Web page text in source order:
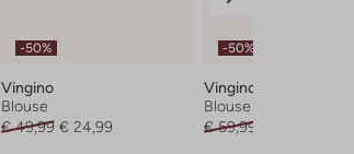
-50%
Vingino
Blouse
€ 49,99 € 24,99
-50%
Vingino
Blouse
€ 59,99